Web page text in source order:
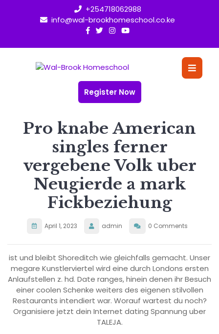
+254718062988
info@wal-brookhomeschool.co.ke
Register Now
Pro knabe American
singles ferner
vergebene Volk uber
Neugierde a mark
Fickbeziehung
April 1, 2023 admin 0 Comments
ist und bleibt Shoreditch wie gleichfalls gemacht. Unser
megare Kunstlerviertel wird eine durch Londons ersten
Anlaufstellen z. hd. Date ranges, hinein denen ihr Besuch
einer coolen Schenke weiters des eigenen stilvollen
Restaurants intendiert war. Worauf wartest du noch?
Organisiere jetzt dein Internet dating Spannung uber
TALEJA.